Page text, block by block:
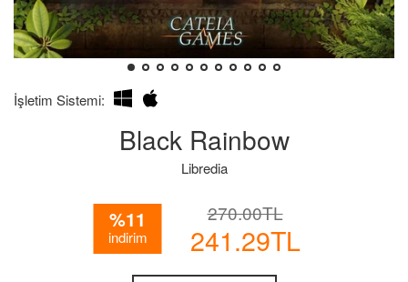
Black Rainbow
Libredia
%11
indirim
Fiyatı
241.29TL
270.00TL
İşletim Sistemi: